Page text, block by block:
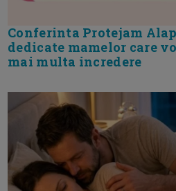
Conferinta Protejam
dedicate mamelor care
mai multa incredere